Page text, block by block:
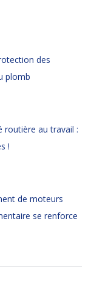
des
plomb
routière au travail :
!
de moteurs
se renforce